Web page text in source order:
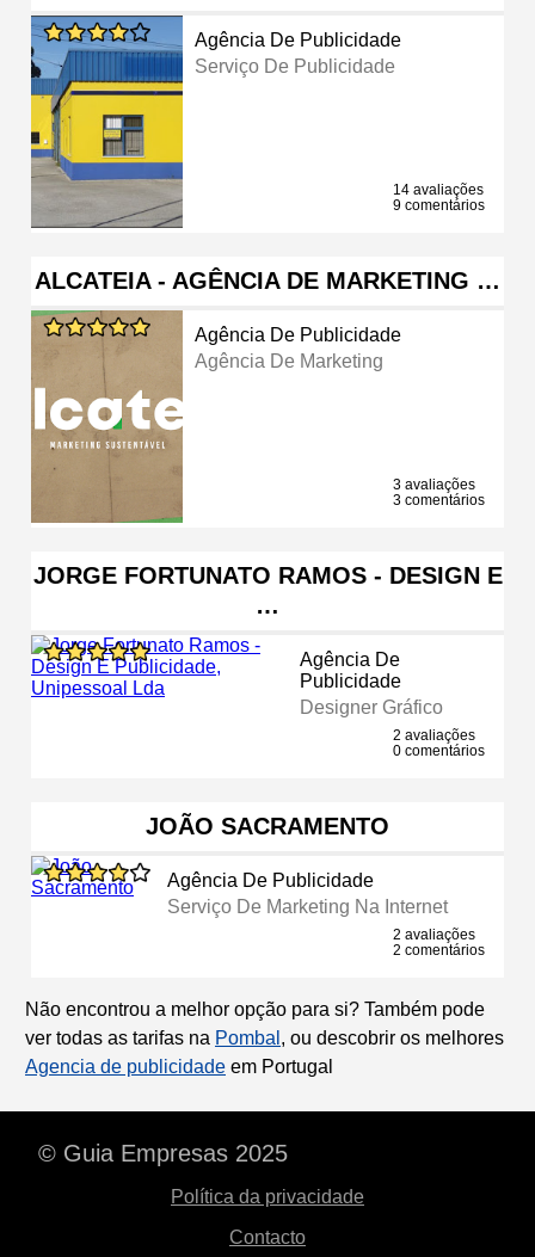
Agência De Publicidade
Serviço De Publicidade
14 avaliações
9 comentários
ALCATEIA - AGÊNCIA DE MARKETING …
Agência De Publicidade
Agência De Marketing
3 avaliações
3 comentários
JORGE FORTUNATO RAMOS - DESIGN E
…
Agência De
Publicidade
Designer Gráfico
2 avaliações
0 comentários
JOÃO SACRAMENTO
Agência De Publicidade
Serviço De Marketing Na Internet
2 avaliações
2 comentários
Não encontrou a melhor opção para si? Também pode
ver todas as tarifas na Pombal , ou descobrir os melhores
Agencia de publicidade em Portugal
© Guia Empresas 2025
Política da privacidade
Contacto